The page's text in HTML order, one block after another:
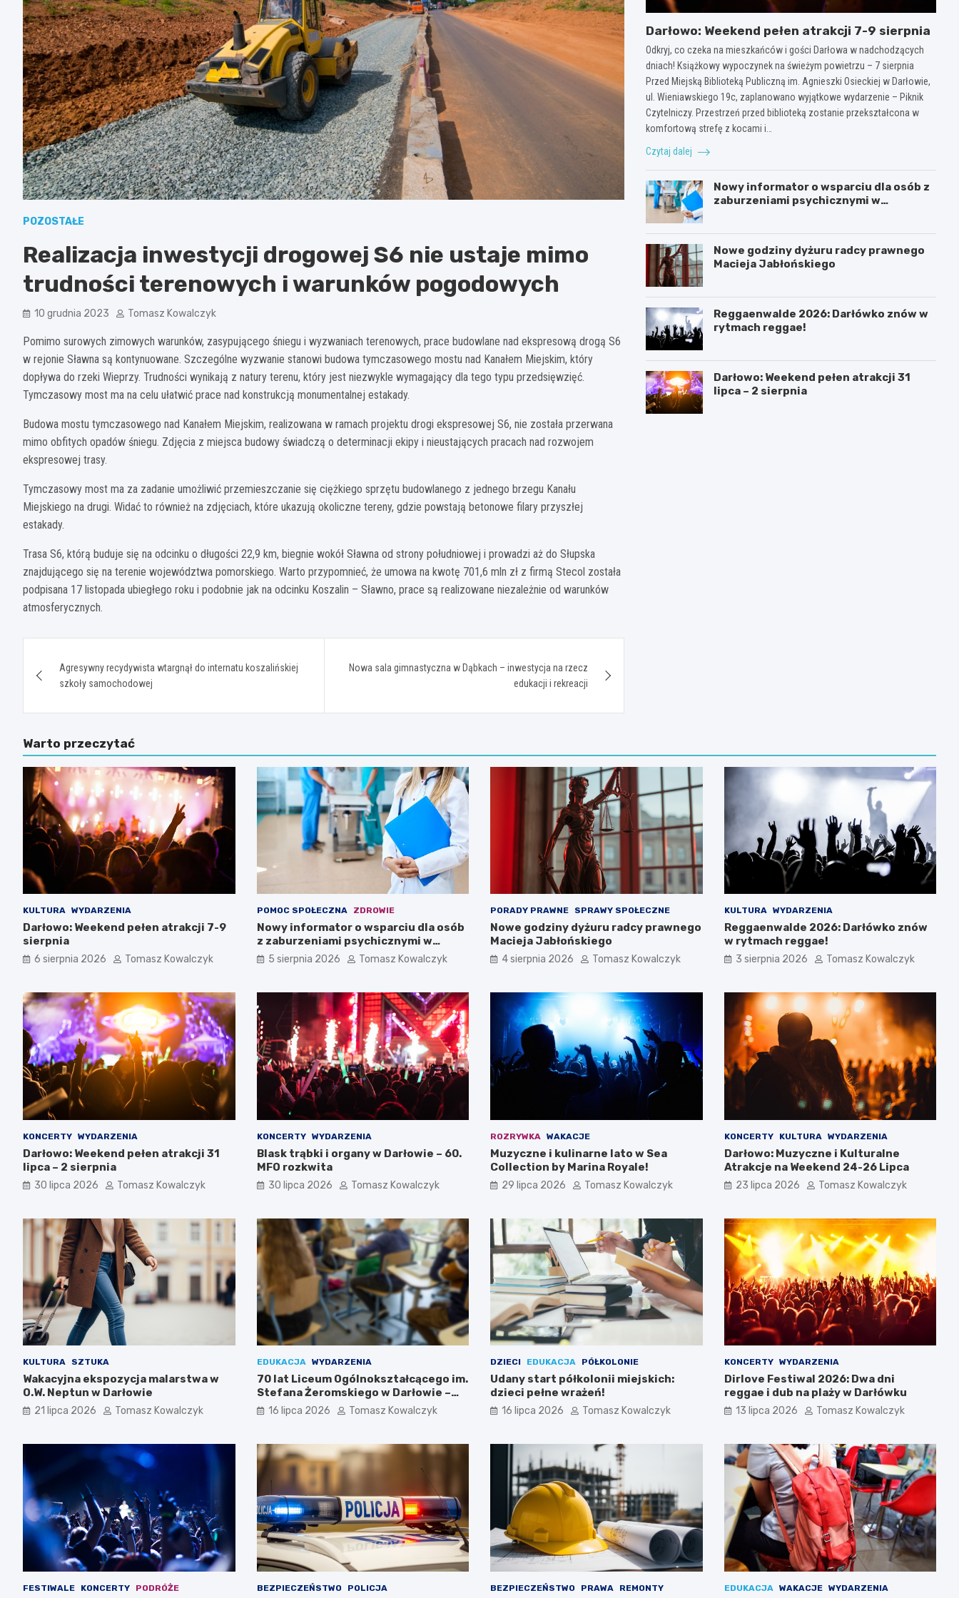
POZOSTAŁE
Realizacja inwestycji drogowej S6 nie ustaje mimo
trudności terenowych i warunków pogodowych
10 grudnia 2023 Tomasz Kowalczyk
Pomimo surowych zimowych warunków, zasypującego śniegu i wyzwaniach terenowych, prace budowlane nad ekspresową drogą S6
w rejonie Sławna są kontynuowane. Szczególne wyzwanie stanowi budowa tymczasowego mostu nad Kanałem Miejskim, który
dopływa do rzeki Wieprzy. Trudności wynikają z natury terenu, który jest niezwykle wymagający dla tego typu przedsięwzięć.
Tymczasowy most ma na celu ułatwić prace nad konstrukcją monumentalnej estakady.
Budowa mostu tymczasowego nad Kanałem Miejskim, realizowana w ramach projektu drogi ekspresowej S6, nie została przerwana
mimo obfitych opadów śniegu. Zdjęcia z miejsca budowy świadczą o determinacji ekipy i nieustających pracach nad rozwojem
ekspresowej trasy.
Tymczasowy most ma za zadanie umożliwić przemieszczanie się ciężkiego sprzętu budowlanego z jednego brzegu Kanału
Miejskiego na drugi. Widać to również na zdjęciach, które ukazują okoliczne tereny, gdzie powstają betonowe filary przyszłej
estakady.
Trasa S6, którą buduje się na odcinku o długości 22,9 km, biegnie wokół Sławna od strony południowej i prowadzi aż do Słupska
znajdującego się na terenie województwa pomorskiego. Warto przypomnieć, że umowa na kwotę 701,6 mln zł z firmą Stecol została
podpisana 17 listopada ubiegłego roku i podobnie jak na odcinku Koszalin – Sławno, prace są realizowane niezależnie od warunków
atmosferycznych.
wpisuAgresywny recydywista wtargnął do internatu koszalińskiej
szkoły samochodowej
Nowa sala gimnastyczna w Dąbkach – inwestycja na rzecz
edukacji i rekreacji
Darłowo: Weekend pełen atrakcji 7-9 sierpnia
Odkryj, co czeka na mieszkańców i gości Darłowa w nadchodzących
dniach! Książkowy wypoczynek na świeżym powietrzu – 7 sierpnia
Przed Miejską Biblioteką Publiczną im. Agnieszki Osieckiej w Darłowie,
ul. Wieniawskiego 19c, zaplanowano wyjątkowe wydarzenie – Piknik
Czytelniczy. Przestrzeń przed biblioteką zostanie przekształcona w
komfortową strefę z kocami i…
Czytaj dalej
Nowy informator o wsparciu dla osób z
zaburzeniami psychicznymi w
Nowe godziny dyżuru radcy prawnego
Macieja Jabłońskiego
Reggaenwalde 2026: Darłówko znów w
rytmach reggae!
Darłowo: Weekend pełen atrakcji 31
lipca – 2 sierpnia
Warto przeczytać
KULTURA WYDARZENIA
Darłowo: Weekend pełen atrakcji 7-9
sierpnia
6 sierpnia 2026 Tomasz Kowalczyk
POMOC SPOŁECZNA ZDROWIE
Nowy informator o wsparciu dla osób
z zaburzeniami psychicznymi w
Zachodniopomorskiem na 2026 rok
5 sierpnia 2026 Tomasz Kowalczyk
PORADY PRAWNE SPRAWY SPOŁECZNE
Nowe godziny dyżuru radcy prawnego
Macieja Jabłońskiego
4 sierpnia 2026 Tomasz Kowalczyk
KULTURA WYDARZENIA
Reggaenwalde 2026: Darłówko znów
w rytmach reggae!
3 sierpnia 2026 Tomasz Kowalczyk
KONCERTY WYDARZENIA
Darłowo: Weekend pełen atrakcji 31
lipca – 2 sierpnia
30 lipca 2026 Tomasz Kowalczyk
KONCERTY WYDARZENIA
Blask trąbki i organy w Darłowie – 60.
MFO rozkwita
30 lipca 2026 Tomasz Kowalczyk
ROZRYWKA WAKACJE
Muzyczne i kulinarne lato w Sea
Collection by Marina Royale!
29 lipca 2026 Tomasz Kowalczyk
KONCERTY KULTURA WYDARZENIA
Darłowo: Muzyczne i Kulturalne
Atrakcje na Weekend 24-26 Lipca
23 lipca 2026 Tomasz Kowalczyk
KULTURA SZTUKA
Wakacyjna ekspozycja malarstwa w
O.W. Neptun w Darłowie
21 lipca 2026 Tomasz Kowalczyk
EDUKACJA WYDARZENIA
70 lat Liceum Ogólnokształcącego im.
Stefana Żeromskiego w Darłowie –
Świętuj z nami!
16 lipca 2026 Tomasz Kowalczyk
DZIECI EDUKACJA PÓŁKOLONIE
Udany start półkolonii miejskich:
dzieci pełne wrażeń!
16 lipca 2026 Tomasz Kowalczyk
KONCERTY WYDARZENIA
Dirlove Festiwal 2026: Dwa dni
reggae i dub na plaży w Darłówku
13 lipca 2026 Tomasz Kowalczyk
FESTIWALE KONCERTY PODRÓŻE BEZPIECZEŃSTWO POLICJA BEZPIECZEŃSTWO PRAWA REMONTY EDUKACJA WAKACJE WYDARZENIA